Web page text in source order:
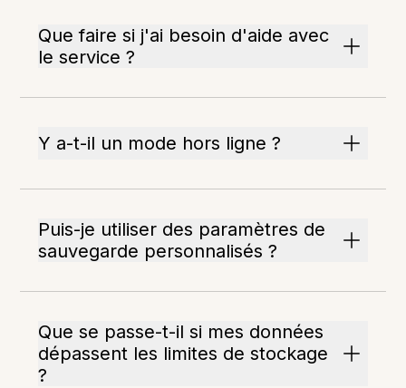
Que faire si j'ai besoin d'aide avec
le service ?
Y a-t-il un mode hors ligne ?
Puis-je utiliser des paramètres de
sauvegarde personnalisés ?
Que se passe-t-il si mes données
dépassent les limites de stockage
?